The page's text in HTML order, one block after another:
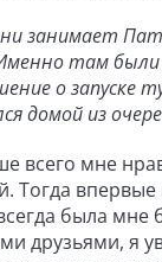
занимает
там были
о запуске
домой из
всего мне
Тогда
была
друзьями, я